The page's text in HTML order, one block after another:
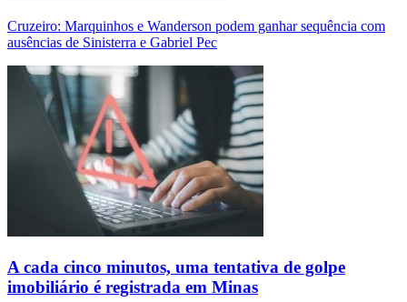
Cruzeiro: Marquinhos e Wanderson podem ganhar sequência com
ausências de Sinisterra e Gabriel Pec
A cada cinco minutos, uma tentativa de golpe
imobiliário é registrada em Minas